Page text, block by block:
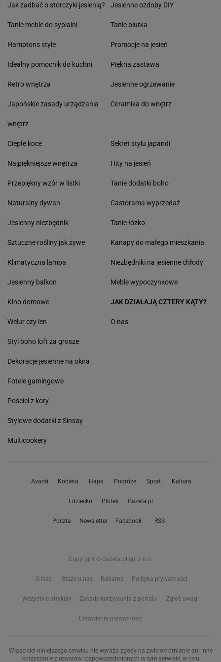
Jak zadbać o storczyki jesienią?
Tanie meble do sypialni
Hamptons style
Idealny pomocnik do kuchni
Retro wnętrza
Japońskie zasady urządzania
wnętrz
Jesienne ozdoby DIY
Tanie biurka
Promocje na jesień
Piękna zastawa
Jesienne ogrzewanie
Ceramika do wnętrz
Ciepłe koce
Najpiękniejsze wnętrza
Przepiękny wzór w listki
Naturalny dywan
Jesienny niezbędnik
Sztuczne rośliny jak żywe
Klimatyczna lampa
Jesienny balkon
Sekret stylu japandi
Hity na jesień
Tanie dodatki boho
Castorama wyprzedaż
Tanie łóżko
Kanapy do małego mieszkania
Niezbędniki na jesienne chłody
Meble wypoczynkowe
Kino domowe
Welur czy len
Styl boho loft za grosze
Dekoracje jesienne na okna
Fotele gamingowe
Pościel z kory
Stylowe dodatki z Sinsay
Multicookery
JAK DZIAŁAJĄ CZTERY KĄTY?
O nas
Avanti Kobieta Haps Podróże Sport Kultura
Edziecko Plotek Gazeta.pl
Poczta Newsletter Facebook RSS
Copyright © Gazeta.pl sp. z o.o.
O Nas Staże u nas Reklama Polityka prywatności
Wszystkie artykuły Zasady korzystania z portalu Zgłoś uwagi
Ustawienia prywatności
Właściciel niniejszego serwisu nie wyraża zgody na zwielokrotnianie ani inne
korzystanie z utworów rozpowszechnionych w tym serwisie, w celu